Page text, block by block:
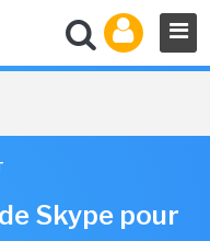
Skype pour